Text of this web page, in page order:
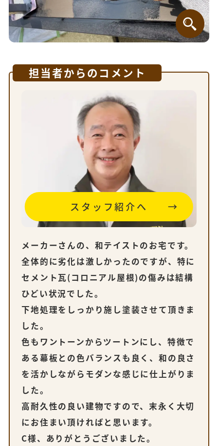
担当者からのコメント
スタッフ紹介へ
メーカーさんの、和テイストのお宅です。
全体的に劣化は激しかったのですが、特に
セメント瓦(コロニアル屋根)の傷みは結構
ひどい状況でした。
下地処理をしっかり施し塗装させて頂きま
した。
色もワントーンからツートンにし、特徴で
ある幕板との色バランスも良く、和の良さ
を活かしながらモダンな感じに仕上がりま
した。
高耐久性の良い建物ですので、末永く大切
にお住まい頂ければと思います。
C様、ありがとうございました。